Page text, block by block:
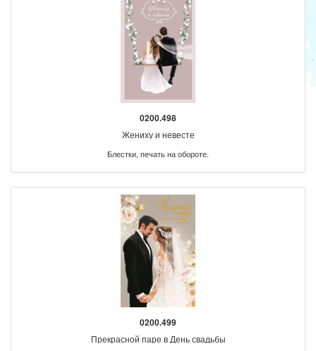
0200.498
Жениху и невесте
Блестки, печать на обороте.
0200.499
Прекрасной паре в День свадьбы